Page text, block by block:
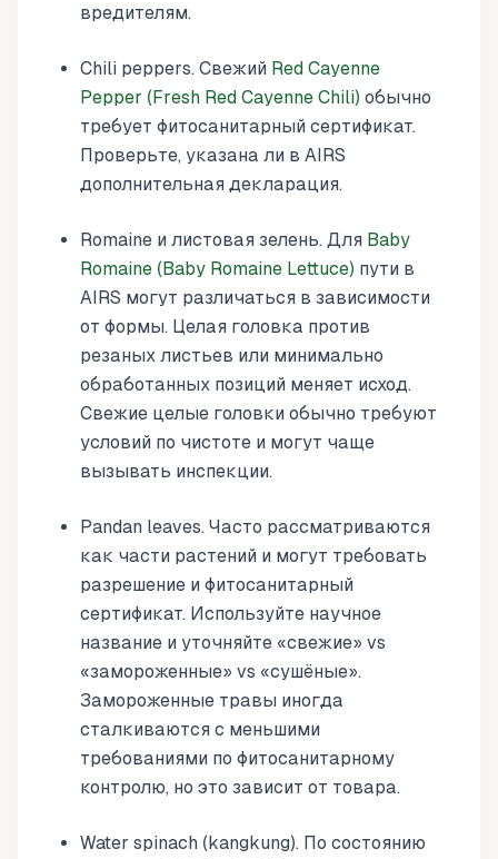
вредителям.
Chili peppers. Свежий Red Cayenne
Pepper (Fresh Red Cayenne Chili) обычно
требует фитосанитарный сертификат.
Проверьте, указана ли в AIRS
дополнительная декларация.
Romaine и листовая зелень. Для Baby
Romaine (Baby Romaine Lettuce) пути в
AIRS могут различаться в зависимости
от формы. Целая головка против
резаных листьев или минимально
обработанных позиций меняет исход.
Свежие целые головки обычно требуют
условий по чистоте и могут чаще
вызывать инспекции.
Pandan leaves. Часто рассматриваются
как части растений и могут требовать
разрешение и фитосанитарный
сертификат. Используйте научное
название и уточняйте «свежие» vs
«замороженные» vs «сушёные».
Замороженные травы иногда
сталкиваются с меньшими
требованиями по фитосанитарному
контролю, но это зависит от товара.
Water spinach (kangkung). По состоянию